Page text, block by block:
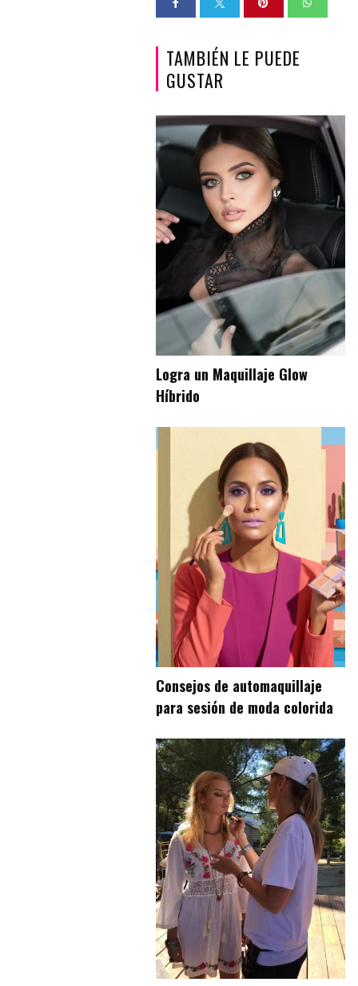
TAMBIÉN LE PUEDE
GUSTAR
Logra un Maquillaje Glow
Híbrido
Consejos de automaquillaje
para sesión de moda colorida